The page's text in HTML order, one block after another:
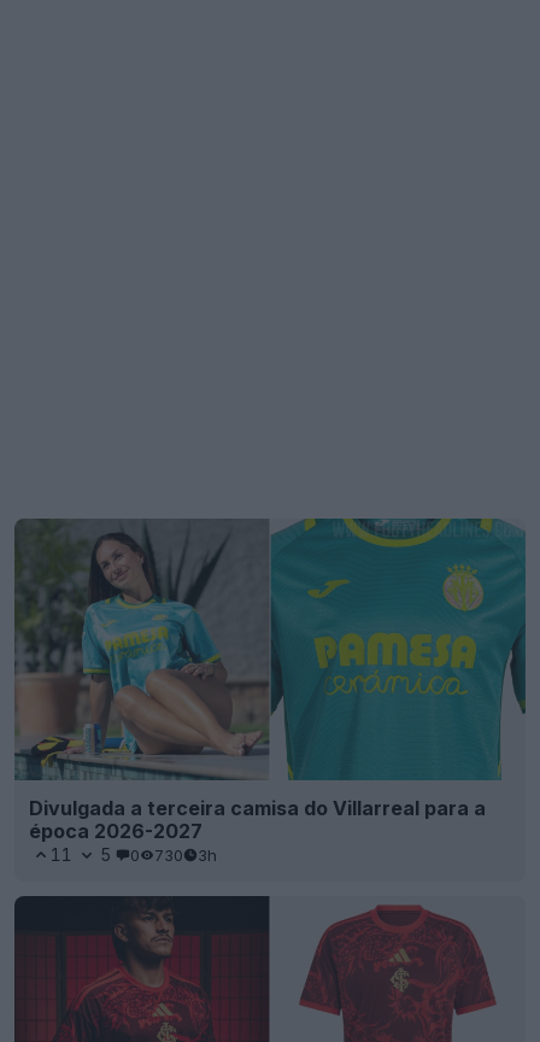
Divulgada a terceira camisa do Villarreal para a
época 2026-2027
11 5 0 730 3h